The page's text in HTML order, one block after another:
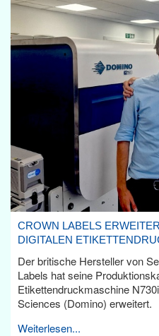
CROWN LABELS
DIGITALEN
Der britische Hersteller von
Labels hat seine
Etikettendruckmaschine
Sciences (Domino) erweitert.
Weiterlesen...